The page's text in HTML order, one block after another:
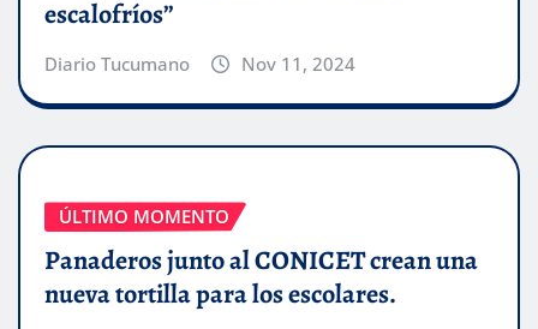
escalofríos”
Diario Tucumano Nov 11, 2024
ÚLTIMO MOMENTO
Panaderos junto al CONICET crean una
nueva tortilla para los escolares.